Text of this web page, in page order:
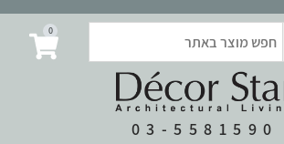
03-5581590
0